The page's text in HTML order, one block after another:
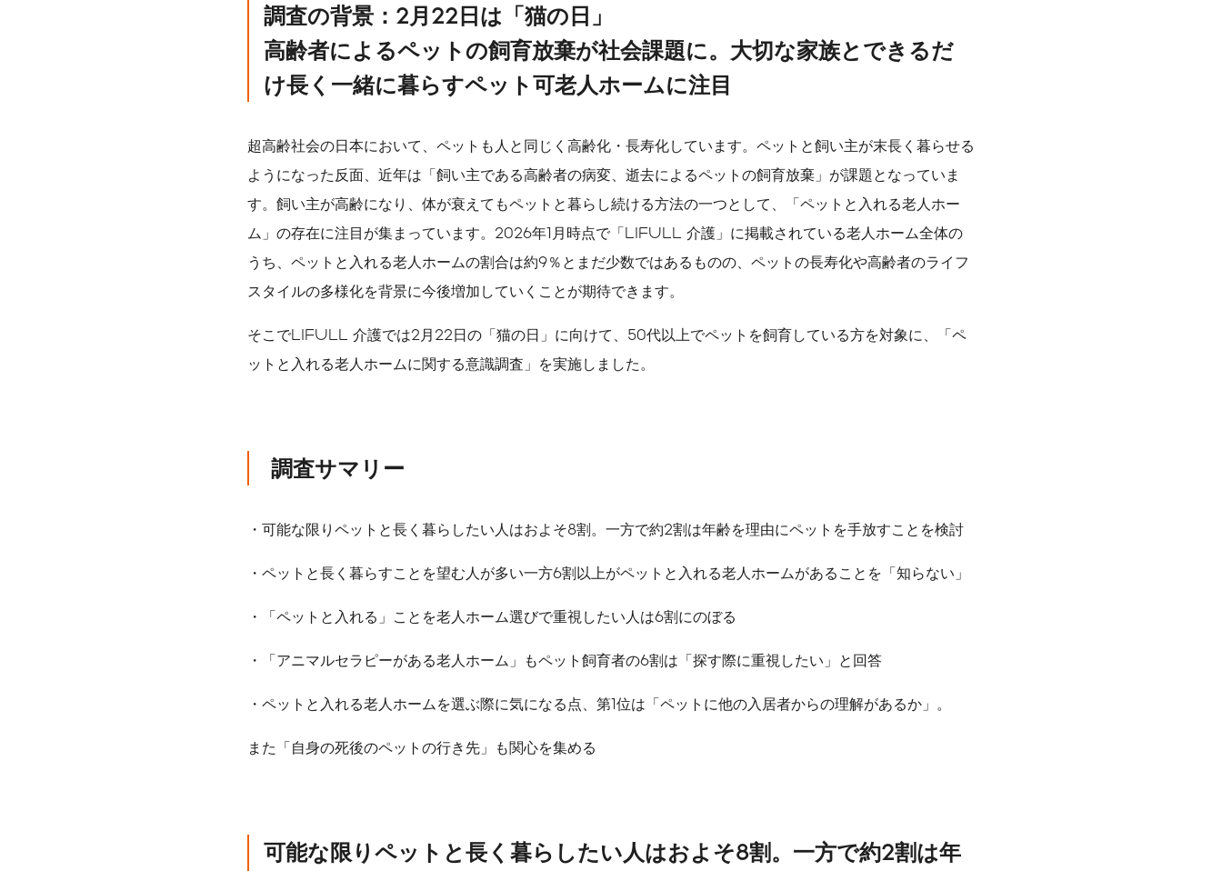
調査の背景： 2 月22日は「猫の日」
高齢者によるペットの飼育放棄が社会課題に。 大切な家族とできるだ
け長く一緒に暮らすペット可老人ホームに注目
超高齢社会の日本において、ペットも人と同じく高齢化・長寿化しています。ペットと飼い主が末長く暮らせる
ようになった反面、近年は「飼い主である高齢者の病変、逝去によるペットの飼育放棄」が課題となっていま
す。飼い主が高齢になり、体が衰えてもペットと暮らし続ける方法の一つとして、「ペットと入れる老人ホー
ム」の存在に注目が集まっています。2026年1月時点で「LIFULL 介護」に掲載されている老人ホーム全体の
うち、ペットと入れる老人ホームの割合は約9％とまだ少数ではあるものの、ペットの長寿化や高齢者のライフ
スタイルの多様化を背景に今後増加していくことが期待できます。
そこでLIFULL 介護では2月22日の「猫の日」に向けて、50代以上でペットを飼育している方を対象に、「ペ
ットと入れる老人ホームに関する意識調査」を実施しました。
調査サマリー
・可能な限りペットと長く暮らしたい人はおよそ8割。一方で約2割は年齢を理由にペットを手放すことを検討
・ペットと長く暮らすことを望む人が多い一方6割以上がペットと入れる老人ホームがあることを「知らない」
・「ペットと入れる」ことを老人ホーム選びで重視したい人は6割にのぼる
・「アニマルセラピーがある老人ホーム」もペット飼育者の6割は「探す際に重視したい」と回答
・ペットと入れる老人ホームを選ぶ際に気になる点、第1位は「ペットに他の入居者からの理解があるか」。
また「自身の死後のペットの行き先」も関心を集める
可能な限りペットと長く暮らしたい人はおよそ8割。一方で約2割は年